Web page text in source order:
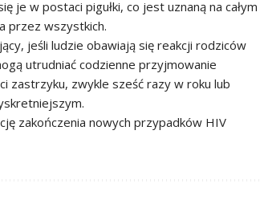
je w postaci pigułki, co jest uznaną na całym
przez wszystkich.
jeśli ludzie obawiają się reakcji rodziców
utrudniać codzienne przyjmowanie
zastrzyku, zwykle sześć razy w roku lub
zakończenia nowych przypadków HIV